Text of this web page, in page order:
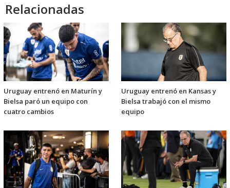
Relacionadas
Uruguay entrenó en Maturín y
Bielsa paró un equipo con
cuatro cambios
Uruguay entrenó en Kansas y
Bielsa trabajó con el mismo
equipo